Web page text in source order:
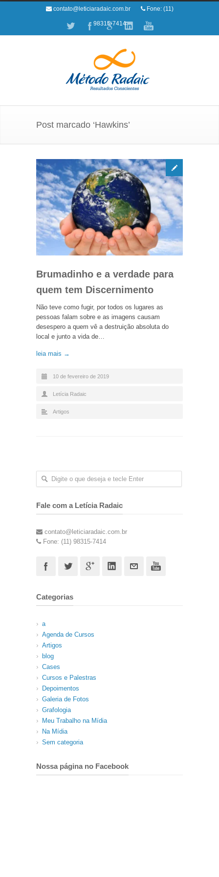
contato@leticiaradaic.com.br Fone: (11)
98315-7414
Post marcado ‘Hawkins’
Brumadinho e a verdade para
quem tem Discernimento
Não teve como fugir, por todos os lugares as
pessoas falam sobre e as imagens causam
desespero a quem vê a destruição absoluta do
local e junto a vida de…
leia mais →
10 de fevereiro de 2019
Letícia Radaic
Artigos
Fale com a Letícia Radaic
contato@leticiaradaic.com.br
Fone: (11) 98315-7414
Categorias
a
Agenda de Cursos
Artigos
blog
Cases
Cursos e Palestras
Depoimentos
Galeria de Fotos
Grafologia
Meu Trabalho na Mídia
Na Mídia
Sem categoria
Nossa página no Facebook